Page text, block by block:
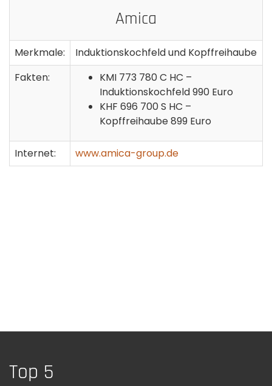
Amica
Merkmale:
Induktionskochfeld und Kopffreihaube
Fakten:
KMI 773 780 C HC –
Induktionskochfeld 990 Euro
KHF 696 700 S HC –
Kopffreihaube 899 Euro
Internet: www.amica-group.de
Top 5